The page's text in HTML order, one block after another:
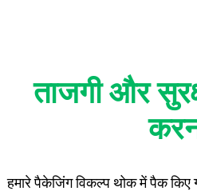
ताजगी और
हमारे पैकेजिंग विकल्प थोक में पैक किए